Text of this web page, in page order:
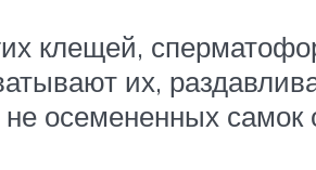
клещей,
их,
осемененных самок